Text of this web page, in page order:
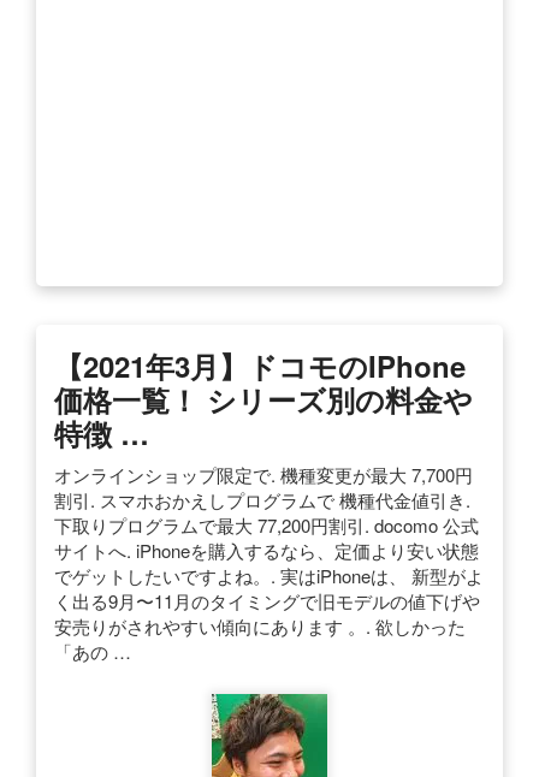
【2021年3月】ドコモのiPhone
価格一覧！ シリーズ別の料金や
特徴 …
オンラインショップ限定で. 機種変更が最大 7,700円
割引. スマホおかえしプログラムで 機種代金値引き.
下取りプログラムで最大 77,200円割引. docomo 公式
サイトへ. iPhoneを購入するなら、定価より安い状態
でゲットしたいですよね。. 実はiPhoneは、 新型がよ
く出る9月〜11月のタイミングで旧モデルの値下げや
安売りがされやすい傾向にあります 。. 欲しかった
「あの …